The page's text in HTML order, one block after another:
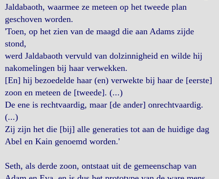
Jaldabaoth, waarmee ze meteen op het tweede plan
geschoven worden.
'Toen, op het zien van de maagd die aan Adams zijde
stond,
werd Jaldabaoth vervuld van dolzinnigheid en wilde hij
nakomelingen bij haar verwekken.
[En] hij bezoedelde haar (en) verwekte bij haar de [eerste]
zoon en meteen de [tweede]. (...)
De ene is rechtvaardig, maar [de ander] onrechtvaardig.
(...)
Zij zijn het die [bij] alle generaties tot aan de huidige dag
Abel en Kain genoemd worden.'
Seth, als derde zoon, ontstaat uit de gemeenschap van